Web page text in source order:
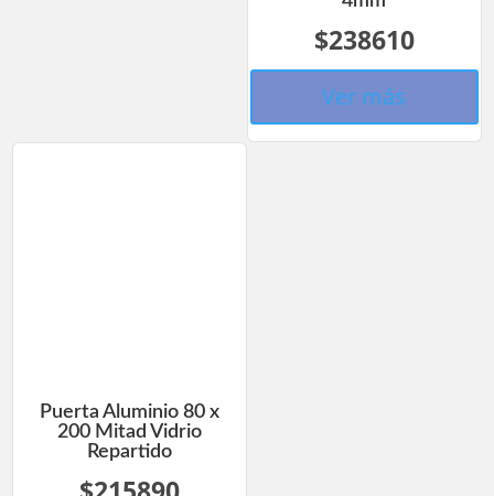
$238610
Ver más
Puerta Aluminio 80 x
200 Mitad Vidrio
Repartido